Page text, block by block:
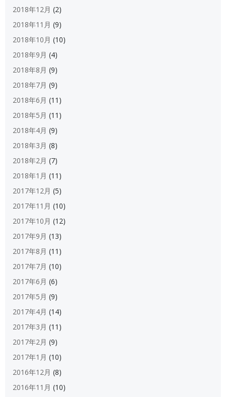
2018年12月 (2)
2018年11月 (9)
2018年10月 (10)
2018年9月 (4)
2018年8月 (9)
2018年7月 (9)
2018年6月 (11)
2018年5月 (11)
2018年4月 (9)
2018年3月 (8)
2018年2月 (7)
2018年1月 (11)
2017年12月 (5)
2017年11月 (10)
2017年10月 (12)
2017年9月 (13)
2017年8月 (11)
2017年7月 (10)
2017年6月 (6)
2017年5月 (9)
2017年4月 (14)
2017年3月 (11)
2017年2月 (9)
2017年1月 (10)
2016年12月 (8)
2016年11月 (10)